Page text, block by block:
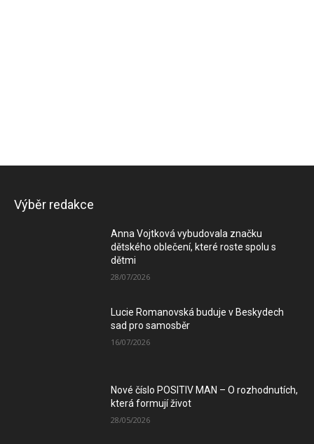
Výběr redakce
Anna Vojtková vybudovala značku
dětského oblečení, které roste spolu s
dětmi
28/07/2026
Lucie Romanovská buduje v Beskydech
sad pro samosběr
16/07/2026
Nové číslo POSITIV MAN – O rozhodnutích,
která formují život
28/05/2026